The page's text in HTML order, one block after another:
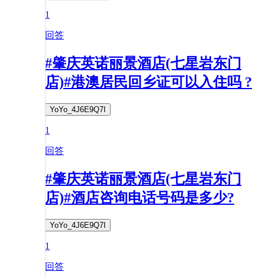
1
回答
#肇庆英诺丽景酒店(七星岩东门
店)#港澳居民回乡证可以入住吗 ?
YoYo_4J6E9Q7I
1
回答
#肇庆英诺丽景酒店(七星岩东门
店)#酒店咨询电话号码是多少?
YoYo_4J6E9Q7I
1
回答